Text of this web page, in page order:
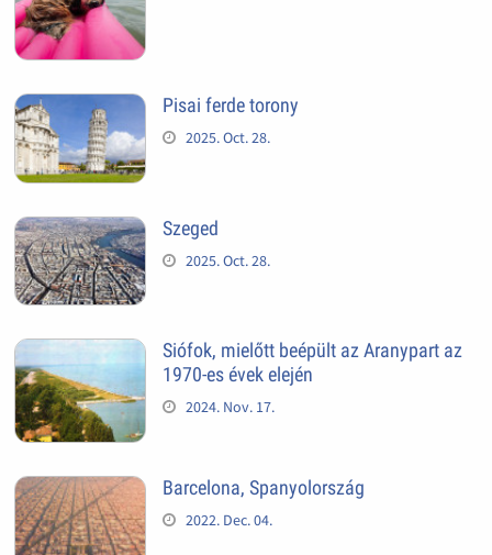
Pisai ferde torony
2025. Oct. 28.
Szeged
2025. Oct. 28.
Siófok, mielőtt beépült az Aranypart az
1970-es évek elején
2024. Nov. 17.
Barcelona, Spanyolország
2022. Dec. 04.